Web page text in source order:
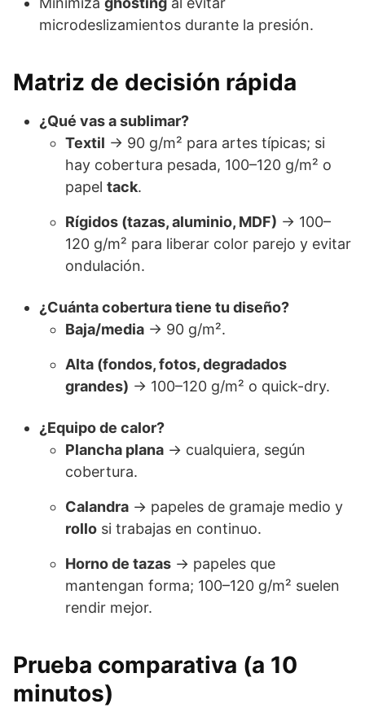
microdeslizamientos durante la presión.
Matriz de decisión rápida
¿Qué vas a sublimar?
Textil → 90 g/m² para artes típicas; si
hay cobertura pesada, 100–120 g/m² o
papel tack.
Rígidos (tazas, aluminio, MDF) → 100–
120 g/m² para liberar color parejo y evitar
ondulación.
¿Cuánta cobertura tiene tu diseño?
Baja/media → 90 g/m².
Alta (fondos, fotos, degradados
grandes) → 100–120 g/m² o quick-dry.
¿Equipo de calor?
Plancha plana → cualquiera, según
cobertura.
Calandra → papeles de gramaje medio y
rollo si trabajas en continuo.
Horno de tazas → papeles que
mantengan forma; 100–120 g/m² suelen
rendir mejor.
Prueba comparativa (a 10
minutos)